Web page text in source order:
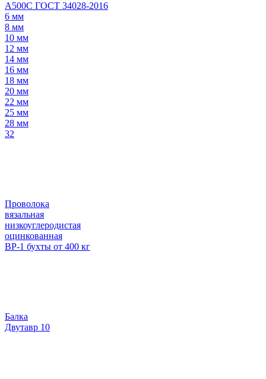
А500С ГОСТ 34028-2016
6 мм
8 мм
10 мм
12 мм
14 мм
16 мм
18 мм
20 мм
22 мм
25 мм
28 мм
32
Проволока
вязальная
низкоуглеродистая
оцинкованная
ВР-1 бухты от 400 кг
Балка
Двутавр 10